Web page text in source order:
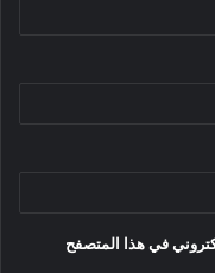
في هذا المتصفح